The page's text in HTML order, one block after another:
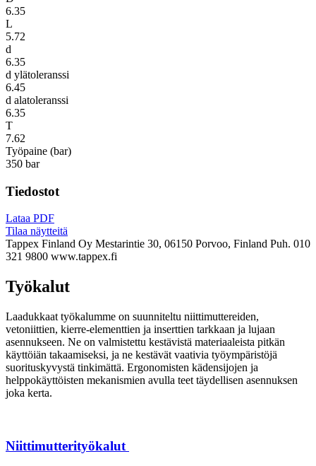
6.35
L
5.72
d
6.35
d ylätoleranssi
6.45
d alatoleranssi
6.35
T
7.62
Työpaine (bar)
350 bar
Tiedostot
Lataa PDF
Tilaa näytteitä
Tappex Finland Oy Mestarintie 30, 06150 Porvoo, Finland Puh. 010
321 9800 www.tappex.fi
Työkalut
Laadukkaat työkalumme on suunniteltu niittimuttereiden,
vetoniittien, kierre-elementtien ja inserttien tarkkaan ja lujaan
asennukseen. Ne on valmistettu kestävistä materiaaleista pitkän
käyttöiän takaamiseksi, ja ne kestävät vaativia työympäristöjä
suorituskyvystä tinkimättä. Ergonomisten kädensijojen ja
helppokäyttöisten mekanismien avulla teet täydellisen asennuksen
joka kerta.
Niittimutterityökalut